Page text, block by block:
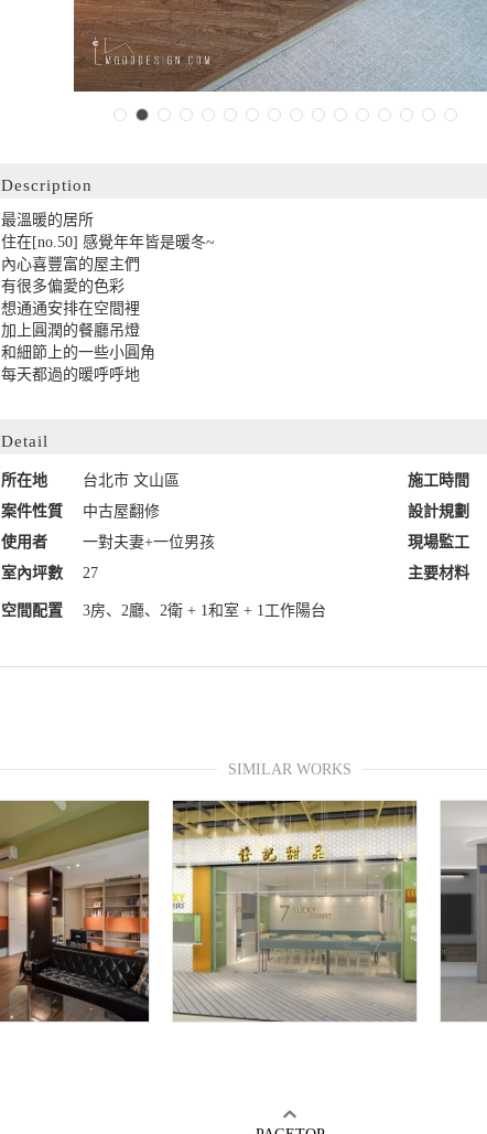
Description
最溫暖的居所
住在[no.50] 感覺年年皆是暖冬~
內心喜豐富的屋主們
有很多偏愛的色彩
想通通安排在空間裡
加上圓潤的餐廳吊燈
和細節上的一些小圓角
每天都過的暖呼呼地
Detail
所在地 台北市 文山區 施工時間
案件性質
中古屋翻修 設計規劃
使用者
一對夫妻+一位男孩 現場監工
室內坪數
27 主要材料
空間配置 3房、2廳、2衛 + 1和室 + 1工作陽台
SIMILAR WORKS